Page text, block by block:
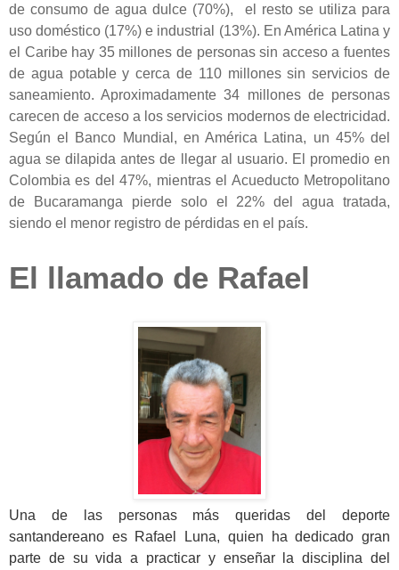
de consumo de agua dulce (70%), el resto se utiliza para
uso doméstico (17%) e industrial (13%). En América Latina y
el Caribe hay 35 millones de personas sin acceso a fuentes
de agua potable y cerca de 110 millones sin servicios de
saneamiento. Aproximadamente 34 millones de personas
carecen de acceso a los servicios modernos de electricidad.
Según el Banco Mundial, en América Latina, un 45% del
agua se dilapida antes de llegar al usuario. El promedio en
Colombia es del 47%, mientras el Acueducto Metropolitano
de Bucaramanga pierde solo el 22% del agua tratada,
siendo el menor registro de pérdidas en el país.
El llamado de Rafael
Una de las personas más queridas del deporte
santandereano es Rafael Luna, quien ha dedicado gran
parte de su vida a practicar y enseñar la disciplina del